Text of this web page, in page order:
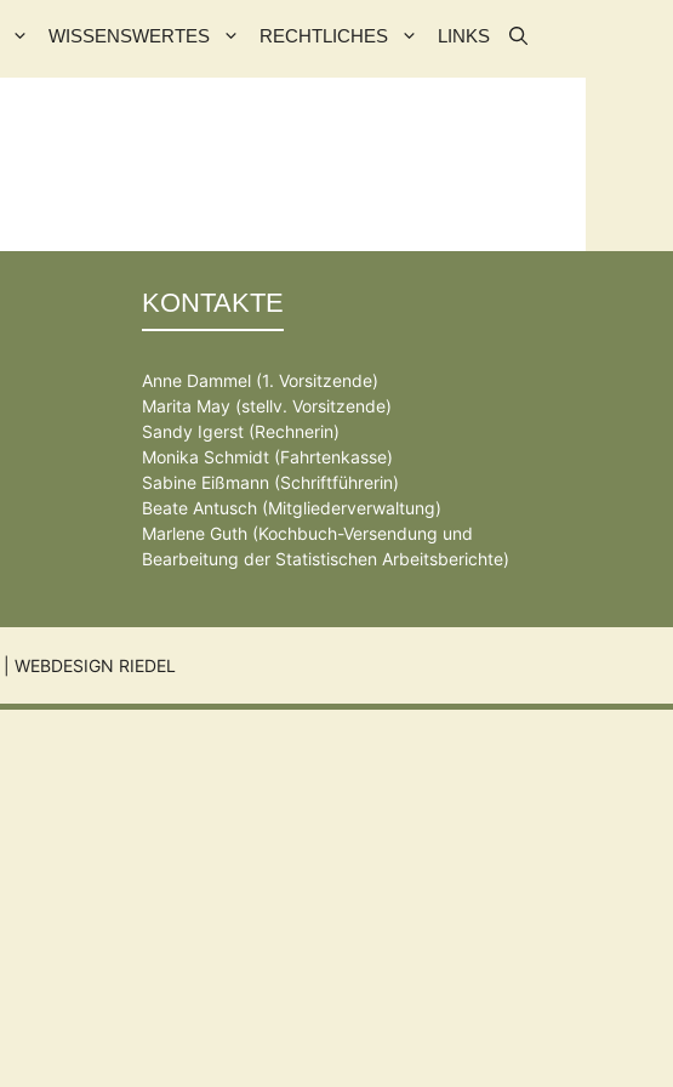
WISSENSWERTES RECHTLICHES LINKS
KONTAKTE
Anne Dammel (1. Vorsitzende)
Marita May (stellv. Vorsitzende)
Sandy Igerst (Rechnerin)
Monika Schmidt (Fahrtenkasse)
Sabine Eißmann (Schriftführerin)
Beate Antusch (Mitgliederverwaltung)
Marlene Guth (Kochbuch-Versendung und
Bearbeitung der Statistischen Arbeitsberichte)
WEBDESIGN RIEDEL